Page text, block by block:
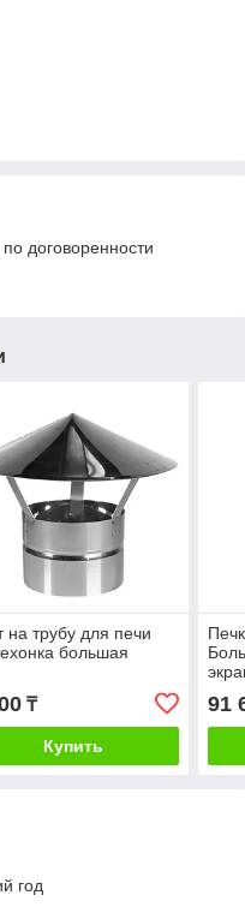
договоренности
на трубу для печи
большая
₸
Купить
91
год